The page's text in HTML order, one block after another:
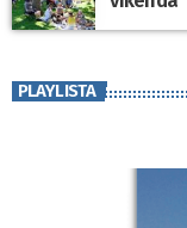
PLAYLISTA